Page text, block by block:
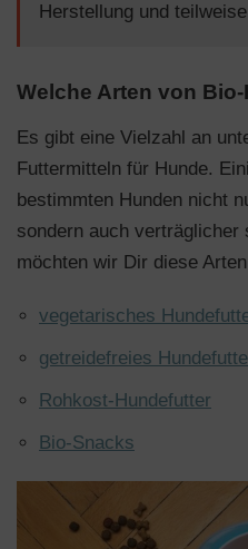
Herstellung und
Welche Arten von
Es gibt eine Vielzahl an
Futtermitteln für Hunde.
bestimmten Hunden nicht
sondern auch
möchten wir Dir diese
vegetarisches
getreidefreies
Rohkost-Hundefutter
Bio-Snacks